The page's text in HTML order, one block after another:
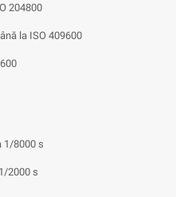
204800
la ISO 409600
1/8000 s
2000 s